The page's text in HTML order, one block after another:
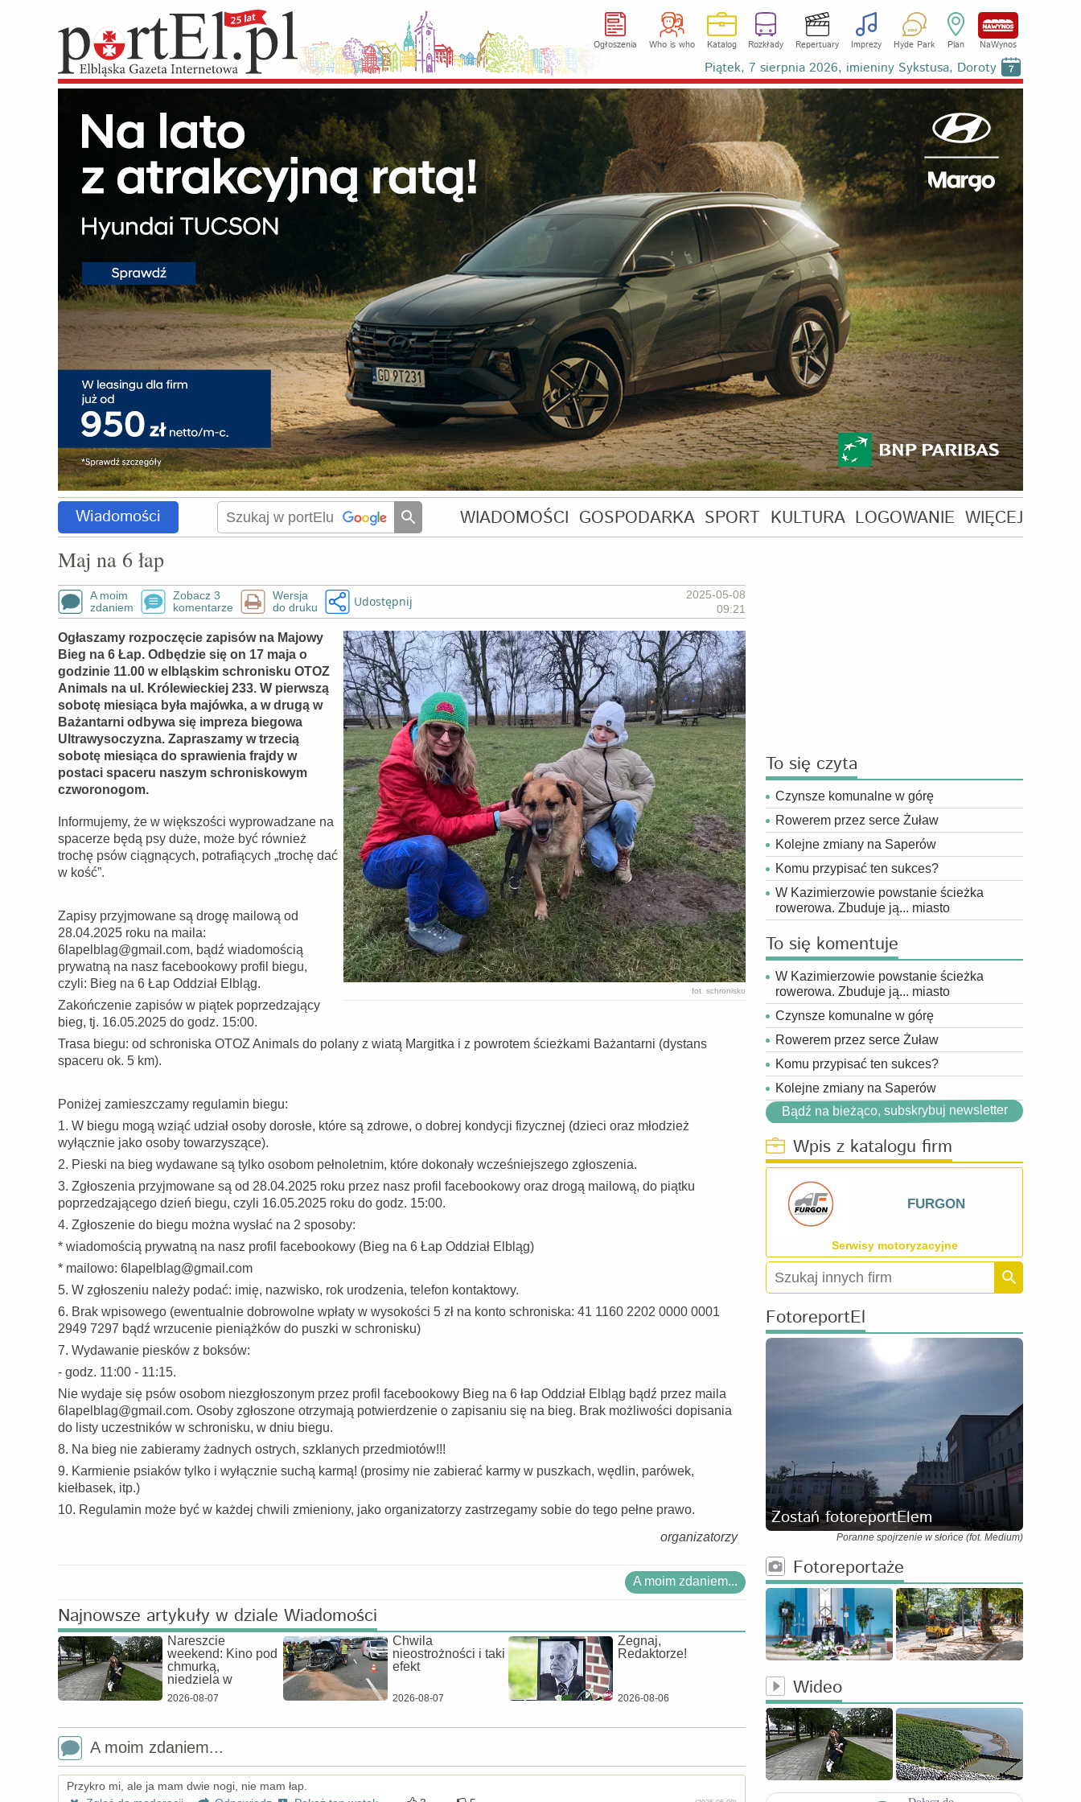
Ogłoszenia Who is who Katalog Rozkłady Repertuary Imprezy Hyde Park Plan NaWynos
Piątek, 7 sierpnia 2026, imieniny Sykstusa, Doroty 7
Wiadomości WIADOMOŚCI GOSPODARKA SPORT KULTURA LOGOWANIE WIĘCEJ
Maj na 6 łap
A moim
zdaniem
Zobacz 3
komentarze
Wersja
do druku
Udostępnij
2025-05-08
09:21
fot. schronisko
Ogłaszamy rozpoczęcie zapisów na Majowy
Bieg na 6 Łap. Odbędzie się on 17 maja o
godzinie 11.00 w elbląskim schronisku OTOZ
Animals na ul. Królewieckiej 233. W pierwszą
sobotę miesiąca była majówka, a w drugą w
Bażantarni odbywa się impreza biegowa
Ultrawysoczyzna. Zapraszamy w trzecią
sobotę miesiąca do sprawienia frajdy w
postaci spaceru naszym schroniskowym
czworonogom.
Informujemy, że w większości wyprowadzane na
spacerze będą psy duże, może być również
trochę psów ciągnących, potrafiących „trochę dać
w kość”.
Zapisy przyjmowane są drogę mailową od
28.04.2025 roku na maila:
6lapelblag@gmail.com, bądź wiadomością
prywatną na nasz facebookowy profil biegu,
czyli: Bieg na 6 Łap Oddział Elbląg.
Zakończenie zapisów w piątek poprzedzający
bieg, tj. 16.05.2025 do godz. 15:00.
Trasa biegu: od schroniska OTOZ Animals do polany z wiatą Margitka i z powrotem ścieżkami Bażantarni (dystans
spaceru ok. 5 km).
Poniżej zamieszczamy regulamin biegu:
1. W biegu mogą wziąć udział osoby dorosłe, które są zdrowe, o dobrej kondycji fizycznej (dzieci oraz młodzież
wyłącznie jako osoby towarzyszące).
2. Pieski na bieg wydawane są tylko osobom pełnoletnim, które dokonały wcześniejszego zgłoszenia.
3. Zgłoszenia przyjmowane są od 28.04.2025 roku przez nasz profil facebookowy oraz drogą mailową, do piątku
poprzedzającego dzień biegu, czyli 16.05.2025 roku do godz. 15:00.
4. Zgłoszenie do biegu można wysłać na 2 sposoby:
* wiadomością prywatną na nasz profil facebookowy (Bieg na 6 Łap Oddział Elbląg)
* mailowo: 6lapelblag@gmail.com
5. W zgłoszeniu należy podać: imię, nazwisko, rok urodzenia, telefon kontaktowy.
6. Brak wpisowego (ewentualnie dobrowolne wpłaty w wysokości 5 zł na konto schroniska: 41 1160 2202 0000 0001
2949 7297 bądź wrzucenie pieniążków do puszki w schronisku)
7. Wydawanie piesków z boksów:
- godz. 11:00 - 11:15.
Nie wydaje się psów osobom niezgłoszonym przez profil facebookowy Bieg na 6 łap Oddział Elbląg bądź przez maila
6lapelblag@gmail.com. Osoby zgłoszone otrzymają potwierdzenie o zapisaniu się na bieg. Brak możliwości dopisania
do listy uczestników w schronisku, w dniu biegu.
8. Na bieg nie zabieramy żadnych ostrych, szklanych przedmiotów!!!
9. Karmienie psiaków tylko i wyłącznie suchą karmą! (prosimy nie zabierać karmy w puszkach, wędlin, parówek,
kiełbasek, itp.)
10. Regulamin może być w każdej chwili zmieniony, jako organizatorzy zastrzegamy sobie do tego pełne prawo.
organizatorzy
A moim zdaniem...
Najnowsze artykuły w dziale Wiadomości
Nareszcie
weekend: Kino pod
chmurką,
niedziela w
2026-08-07
Chwila
nieostrożności i taki
efekt
2026-08-07
Żegnaj,
Redaktorze!
2026-08-06
A moim zdaniem...
Przykro mi, ale ja mam dwie nogi, nie mam łap.
To się czyta
Czynsze komunalne w górę
Rowerem przez serce Żuław
Kolejne zmiany na Saperów
Komu przypisać ten sukces?
W Kazimierzowie powstanie ścieżka
rowerowa. Zbuduje ją... miasto
To się komentuje
W Kazimierzowie powstanie ścieżka
rowerowa. Zbuduje ją... miasto
Czynsze komunalne w górę
Rowerem przez serce Żuław
Komu przypisać ten sukces?
Kolejne zmiany na Saperów
Bądź na bieżąco, subskrybuj newsletter
Wpis z katalogu firm
FURGON
Serwisy motoryzacyjne
FotoreportEl
Zostań fotoreportElem
Poranne spojrzenie w słońce (fot. Medium)
Fotoreportaże
Wideo